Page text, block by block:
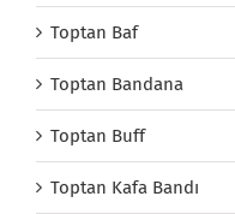
Toptan Baf
Toptan Bandana
Toptan Buff
Toptan Kafa Bandı